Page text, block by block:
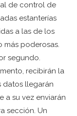
de control de
estanterías
a las de los
más poderosas.
segundo.
recibirán la
datos llegarán
a su vez enviarán
sección. Un